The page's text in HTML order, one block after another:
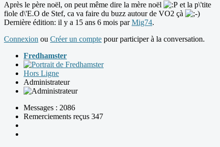
Après le père noël, on peut même dire la mère noël
et la p\'tite
fiole d\'E.O de Stef, ca va faire du buzz autour de VO2 çà
Dernière édition: il y a 15 ans 6 mois parMig74.
Connexion ou Créer un compte pour participer à la conversation.
Fredhamster
Hors Ligne
Administrateur
Messages : 2086
Remerciements reçus 347